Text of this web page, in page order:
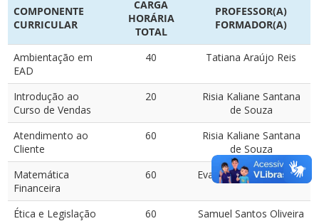
COMPONENTE
CURRICULAR
CARGA
HORÁRIA
TOTAL
PROFESSOR(A)
FORMADOR(A)
Ambientação em
EAD
40 Tatiana Araújo Reis
Introdução ao
Curso de Vendas
20
Risia Kaliane Santana
de Souza
Atendimento ao
Cliente
60
Risia Kaliane Santana
de Souza
Matemática
Financeira
60 Evanildes Costa Santos
Ética e Legislação 60
Samuel Santos Oliveira